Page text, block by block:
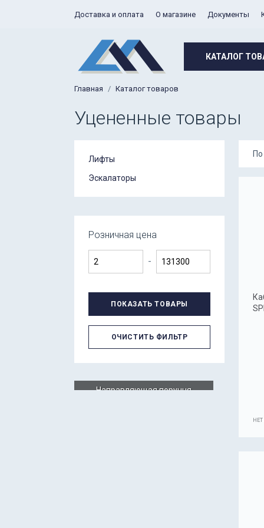
Доставка и оплата О магазине Документы
КАТАЛОГ
Главная Каталог товаров
Уцененные товары
Лифты
Эскалаторы
Розничная цена
-
ПОКАЗАТЬ ТОВАРЫ
ОЧИСТИТЬ ФИЛЬТР
Направляющая поручня